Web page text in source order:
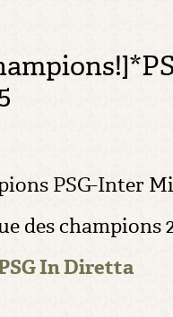
PSG-Inter
des champions
In Diretta